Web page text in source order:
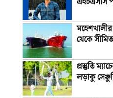
থেকে
প্রস্তুতি
লড়াকু